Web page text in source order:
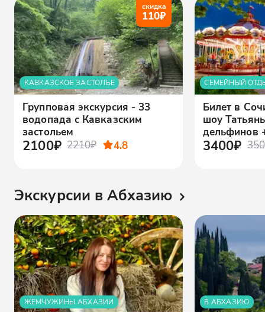
скидка
110₽
КАВКАЗСКОЕ ЗАСТОЛЬЕ
Групповая экскурсия - 33
водопада с Кавказским
застольем
2100₽ 2210₽ 4.8
СЕМЕЙНЫЙ
Билет в
шоу
дельфинов
3400₽
Экскурсии в Абхазию
ЖЕМЧУЖИНЫ АБХАЗИИ В АБХАЗИЮ